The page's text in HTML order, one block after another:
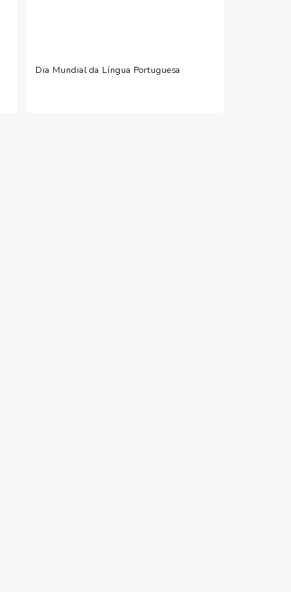
Dia Mundial da Língua Portuguesa